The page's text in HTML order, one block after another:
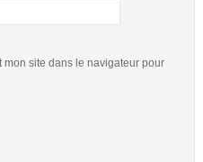
mon site dans le navigateur pour